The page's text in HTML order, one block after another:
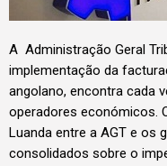
A Administração Geral
implementação da
angolano, encontra cada
operadores económicos.
Luanda entre a AGT e os
consolidados sobre o